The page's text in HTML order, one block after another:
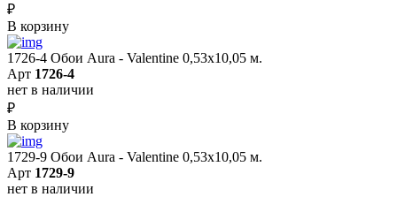
₽
В корзину
1726-4 Обои Aura - Valentine 0,53х10,05 м.
Арт 1726-4
нет в наличии
₽
В корзину
1729-9 Обои Aura - Valentine 0,53х10,05 м.
Арт 1729-9
нет в наличии